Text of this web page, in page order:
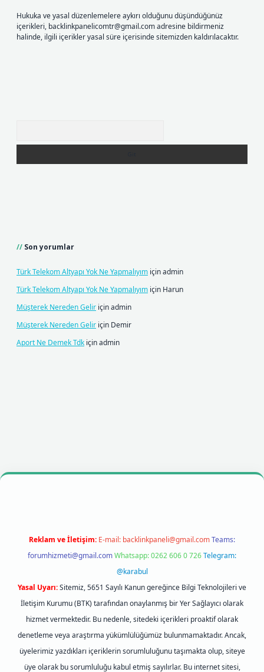
Hukuka ve yasal düzenlemelere aykırı olduğunu düşündüğünüz
içerikleri, backlinkpanelicomtr@gmail.comadresine bildirmeniz
halinde, ilgili içerikler yasal süre içerisinde sitemizden kaldırılacaktır.
Son yorumlar
Türk Telekom Altyapı Yok Ne Yapmalıyım içinadmin
Türk Telekom Altyapı Yok Ne Yapmalıyım için Harun
Müşterek Nereden Gelir içinadmin
Müşterek Nereden Gelir için Demir
Aport Ne Demek Tdk içinadmin
mobil girişbetexpergiris.casinobetexper giriş
Reklam ve İletişim: E-mail: backlinkpaneli@gmail.comTeams:
forumhizmeti@gmail.comWhatsapp: 0262 606 0 726Telegram:
@karabul
Yasal Uyarı:Sitemiz, 5651 Sayılı Kanun gereğince Bilgi Teknolojileri ve
İletişim Kurumu (BTK) tarafından onaylanmış bir Yer Sağlayıcı olarak
hizmet vermektedir. Bu nedenle, sitedeki içerikleri proaktif olarak
denetleme veya araştırma yükümlülüğümüz bulunmamaktadır. Ancak,
üyelerimiz yazdıkları içeriklerin sorumluluğunu taşımakta olup, siteye
üye olarak bu sorumluluğu kabul etmiş sayılırlar. Bu internet sitesi,